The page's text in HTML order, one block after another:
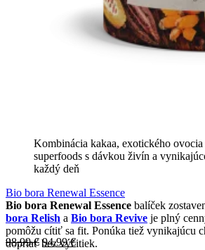
Kombinácia kakaa, exotického ovocia
superfoods s dávkou živín a
každý deň
Bio bora Renewal Essence
Bio bora Renewal Essence balíček
bora Relish a Bio bora Revive je plný
pomôžu cítiť sa fit. Ponúka tiež vynikajúcu
dopriať bez výčitiek.
98,99€ 94,99€